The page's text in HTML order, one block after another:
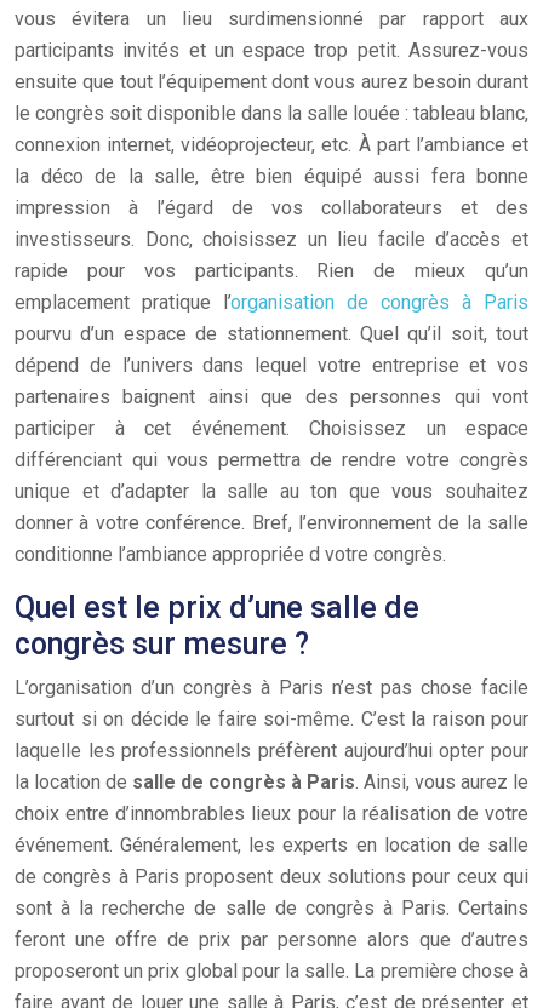
vous évitera un lieu surdimensionné par rapport aux
participants invités et un espace trop petit. Assurez-vous
ensuite que tout l’équipement dont vous aurez besoin durant
le congrès soit disponible dans la salle louée : tableau blanc,
connexion internet, vidéoprojecteur, etc. À part l’ambiance et
la déco de la salle, être bien équipé aussi fera bonne
impression à l’égard de vos collaborateurs et des
investisseurs. Donc, choisissez un lieu facile d’accès et
rapide pour vos participants. Rien de mieux qu’un
emplacement pratique l’organisation de congrès à Paris
pourvu d’un espace de stationnement. Quel qu’il soit, tout
dépend de l’univers dans lequel votre entreprise et vos
partenaires baignent ainsi que des personnes qui vont
participer à cet événement. Choisissez un espace
différenciant qui vous permettra de rendre votre congrès
unique et d’adapter la salle au ton que vous souhaitez
donner à votre conférence. Bref, l’environnement de la salle
conditionne l’ambiance appropriée d votre congrès.
Quel est le prix d’une salle de
congrès sur mesure ?
L’organisation d’un congrès à Paris n’est pas chose facile
surtout si on décide le faire soi-même. C’est la raison pour
laquelle les professionnels préfèrent aujourd’hui opter pour
la location de salle de congrès à Paris. Ainsi, vous aurez le
choix entre d’innombrables lieux pour la réalisation de votre
événement. Généralement, les experts en location de salle
de congrès à Paris proposent deux solutions pour ceux qui
sont à la recherche de salle de congrès à Paris. Certains
feront une offre de prix par personne alors que d’autres
proposeront un prix global pour la salle. La première chose à
faire avant de louer une salle à Paris, c’est de présenter et